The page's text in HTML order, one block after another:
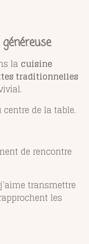
la cuisine
traditionnelles
de la table.
de rencontre
transmettre
les